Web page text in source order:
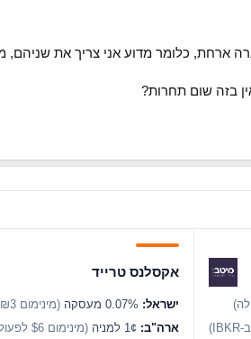
אקסלנס טרייד
ישראל:
(מינימום ₪3 לפעולה)
ארה"ב:
(מינימום $6 לפעולה או $5 ב-IBKR)